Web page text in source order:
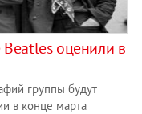
оценили в
группы будут
в конце марта